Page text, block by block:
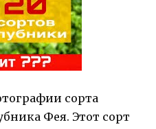
сорта
Фея. Этот сорт